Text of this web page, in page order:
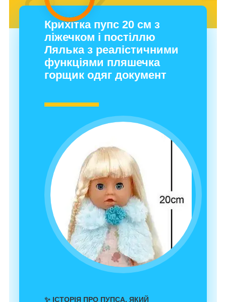
Крихітка пупс 20 см з
ліжечком і постіллю
Лялька з реалістичними
функціями пляшечка
горщик одяг документ
✨ ІСТОРІЯ ПРО ПУПСА, ЯКИЙ